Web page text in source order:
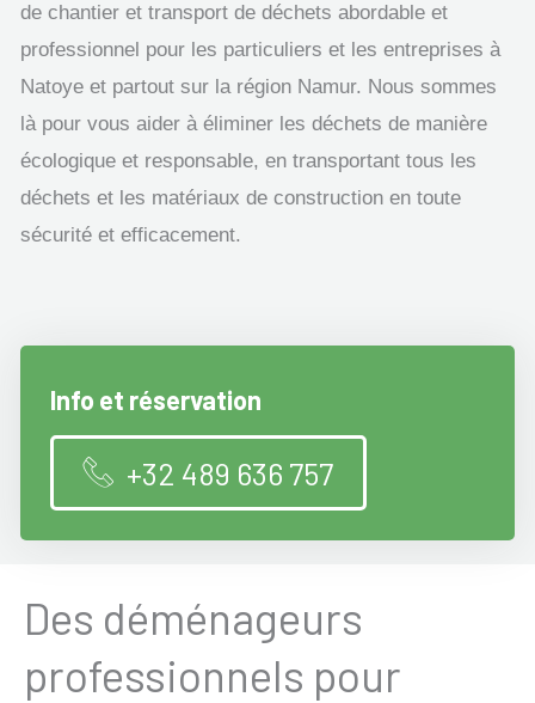
de chantier et transport de déchets abordable et
professionnel pour les particuliers et les entreprises à
Natoye et partout sur la région Namur. Nous sommes
là pour vous aider à éliminer les déchets de manière
écologique et responsable, en transportant tous les
déchets et les matériaux de construction en toute
sécurité et efficacement.
Info et réservation
+32 489 636 757
Des déménageurs
professionnels pour